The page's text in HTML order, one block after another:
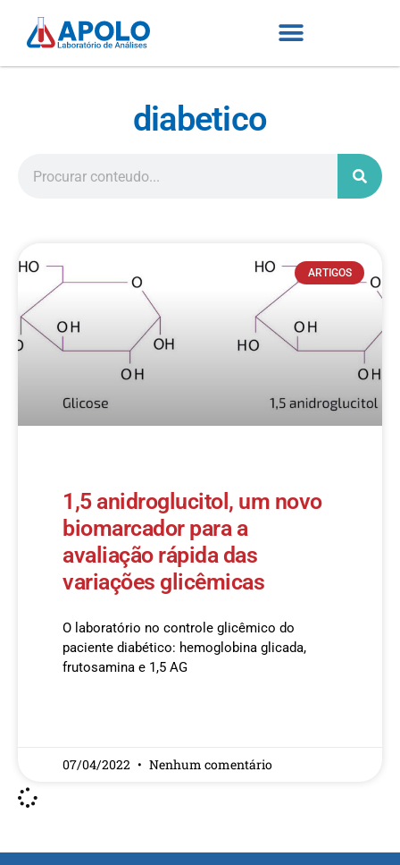
diabetico
ARTIGOS
1,5 anidroglucitol, um novo
biomarcador para a
avaliação rápida das
variações glicêmicas
O laboratório no controle glicêmico do
paciente diabético: hemoglobina glicada,
frutosamina e 1,5 AG
07/04/2022 Nenhum comentário